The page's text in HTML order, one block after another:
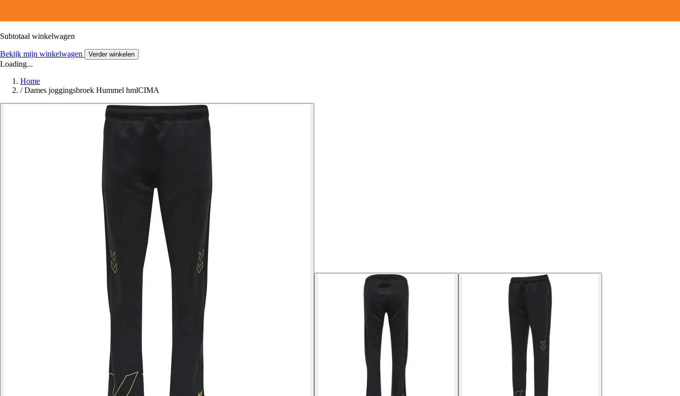
Subtotaal winkelwagen
Bekijk mijn winkelwagen Verder winkelen
Loading...
Home
/ Dames joggingsbroek Hummel hmlCIMA